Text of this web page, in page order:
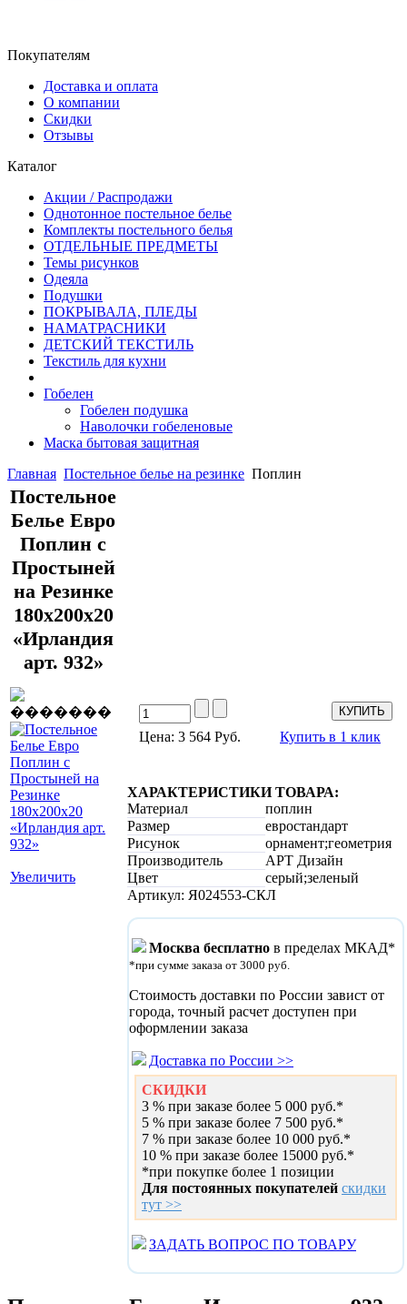
Покупателям
Доставка и оплата
О компании
Скидки
Отзывы
Каталог
Акции / Распродажи
Однотонное постельное белье
Комплекты постельного белья
ОТДЕЛЬНЫЕ ПРЕДМЕТЫ
Темы рисунков
Одеяла
Подушки
ПОКРЫВАЛА, ПЛЕДЫ
НАМАТРАСНИКИ
ДЕТСКИЙ ТЕКСТИЛЬ
Текстиль для кухни
Гобелен
Гобелен подушка
Наволочки гобеленовые
Маска бытовая защитная
Главная Постельное белье на резинке Поплин
Постельное
Белье Евро
Поплин с
Простыней
на Резинке
180х200х20
«Ирландия
арт. 932»
Увеличить
Цена: 3 564 Руб. Купить в 1 клик
ХАРАКТЕРИСТИКИ ТОВАРА:
Материал
поплин
Размер
евростандарт
Рисунок
орнамент;геометрия
Производитель
АРТ Дизайн
Цвет
серый;зеленый
Артикул: Я024553-СКЛ
Москва бесплатно в пределах МКАД*
*при сумме заказа от 3000 руб.
Стоимость доставки по России завист от
города, точный расчет доступен при
оформлении заказа
Доставка по России >>
СКИДКИ
3 % при заказе более 5 000 руб.*
5 % при заказе более 7 500 руб.*
7 % при заказе более 10 000 руб.*
10 % при заказе более 15000 руб.*
*при покупке более 1 позиции
Для постоянных покупателейскидки
тут >>
ЗАДАТЬ ВОПРОС ПО ТОВАРУ